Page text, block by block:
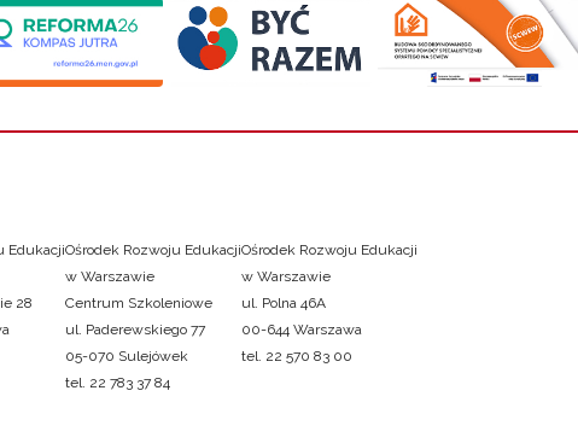
Edukacji
28
Ośrodek Rozwoju Edukacji
w Warszawie
Centrum Szkoleniowe
ul. Paderewskiego 77
05-070 Sulejówek
tel. 22 783 37 84
Ośrodek Rozwoju Edukacji
w Warszawie
ul. Polna 46A
00-644 Warszawa
tel. 22 570 83 00